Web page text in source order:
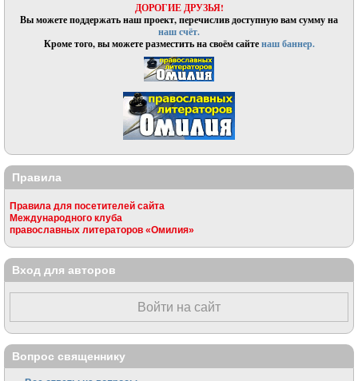
ДОРОГИЕ ДРУЗЬЯ!
Вы можете поддержать наш проект, перечислив доступную вам сумму на
наш счёт.
Кроме того, вы можете разместить на своём сайтенаш баннер.
Правила
Правила для посетителей сайта
Международного клуба
православных литераторов «Омилия»
Вход для авторов
Войти на сайт
Вопрос священнику